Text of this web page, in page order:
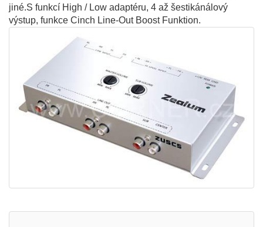
jiné.S funkcí High / Low adaptéru, 4 až šestikánálový
výstup, funkce Cinch Line-Out Boost Funktion.